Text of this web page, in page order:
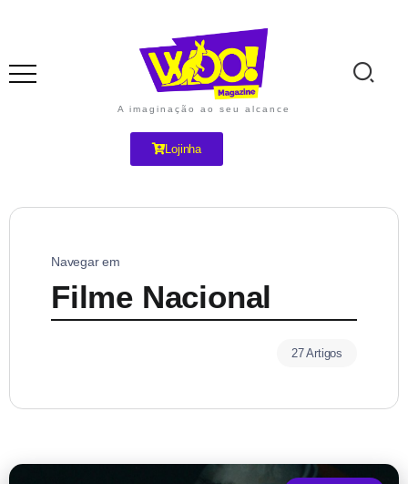
A imaginação ao seu alcance
Lojinha
Navegar em
Filme Nacional
27 Artigos